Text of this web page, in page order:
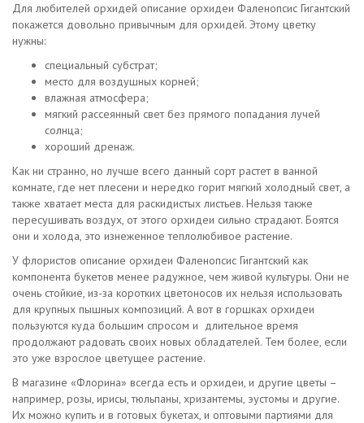
Для любителей орхидей описание орхидеи Фаленопсис Гигантский
покажется довольно привычным для орхидей. Этому цветку
нужны:
специальный субстрат;
место для воздушных корней;
влажная атмосфера;
мягкий рассеянный свет без прямого попадания лучей
солнца;
хороший дренаж.
Как ни странно, но лучше всего данный сорт растет в ванной
комнате, где нет плесени и нередко горит мягкий холодный свет, а
также хватает места для раскидистых листьев. Нельзя также
пересушивать воздух, от этого орхидеи сильно страдают. Боятся
они и холода, это изнеженное теплолюбивое растение.
У флористов описание орхидеи Фаленопсис Гигантский как
компонента букетов менее радужное, чем живой культуры. Они не
очень стойкие, из-за коротких цветоносов их нельзя использовать
для крупных пышных композиций. А вот в горшках орхидеи
пользуются куда большим спросом и длительное время
продолжают радовать своих новых обладателей. Тем более, если
это уже взрослое цветущее растение.
В магазине «Флорина» всегда есть и орхидеи, и другие цветы –
например, розы, ирисы, тюльпаны, хризантемы, эустомы и другие.
Их можно купить и в готовых букетах, и оптовыми партиями для